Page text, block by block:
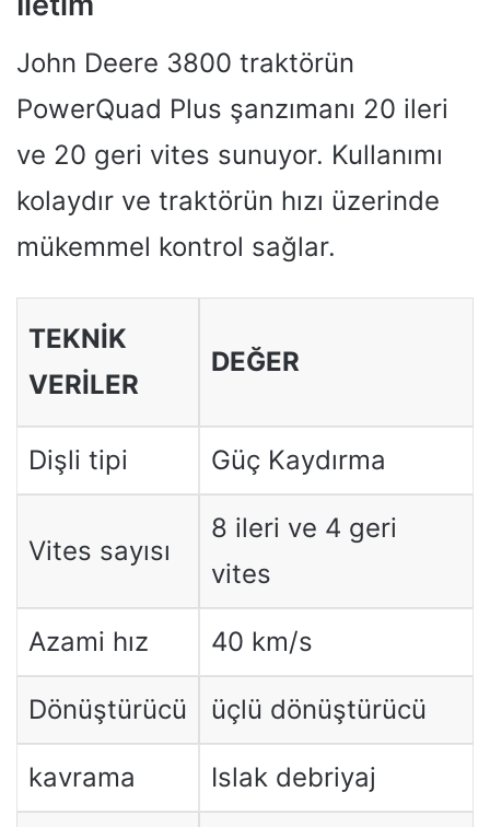
John Deere 3800 traktörün
PowerQuad Plus şanzımanı 20 ileri
ve 20 geri vites sunuyor. Kullanımı
kolaydır ve traktörün hızı üzerinde
mükemmel kontrol sağlar.
TEKNIK
VERILER
DEĞER
Dişli tipi Güç Kaydırma
Vites sayısı
8 ileri ve 4 geri
vites
Azami hız 40 km/s
Dönüştürücü üçlü dönüştürücü
kavrama Islak debriyaj